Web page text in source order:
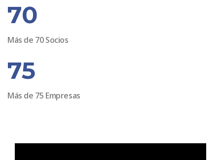
70
Más de 70 Socios
75
Más de 75 Empresas